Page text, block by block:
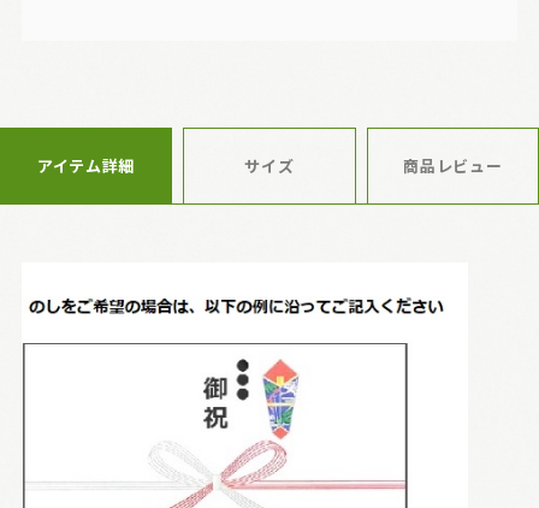
アイテム詳細 サイズ 商品レビュー